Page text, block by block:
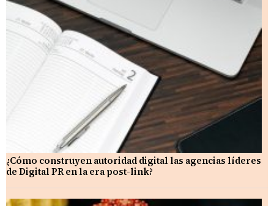
¿Cómo construyen autoridad digital las agencias líderes
de Digital PR en la era post-link?